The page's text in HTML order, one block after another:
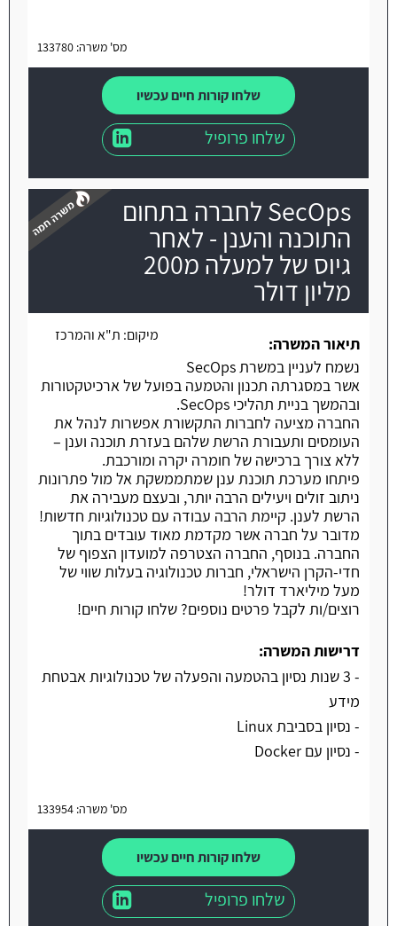
מס' משרה: 133780
שלחו קורות חיים עכשיו
שלחו פרופיל
SecOps לחברה בתחום
התוכנה והענן - לאחר
גיוס של למעלה מ200
מליון דולר
מיקום: ת"א והמרכז
תיאור המשרה:
נשמח לעניין במשרת SecOps
אשר במסגרתה תכנון והטמעה בפועל של ארכיטקטורות
ובהמשך בניית תהליכי SecOps.
החברה מציעה לחברות התקשורת אפשרות לנהל את
העומסים ותעבורת הרשת שלהם בעזרת תוכנה וענן –
ללא צורך ברכישה של חומרה יקרה ומורכבת.
פיתחו מערכת תוכנת ענן שמתממשקת אל מול פתרונות
ניתוב זולים ויעילים הרבה יותר, ובעצם מעבירה את
הרשת לענן. קיימת הרבה עבודה עם טכנולוגיות חדשות!
מדובר על חברה אשר מקדמת מאוד עובדים בתוך
החברה. בנוסף, החברה הצטרפה למועדון הצפוף של
חדי-הקרן הישראלי, חברות טכנולוגיה בעלות שווי של
מעל מיליארד דולר!
רוצים/ות לקבל פרטים נוספים? שלחו קורות חיים!
דרישות המשרה:
- 3 שנות נסיון בהטמעה והפעלה של טכנולוגיות אבטחת
מידע
- נסיון בסביבת Linux
- נסיון עם Docker
מס' משרה: 133954
שלחו קורות חיים עכשיו
שלחו פרופיל